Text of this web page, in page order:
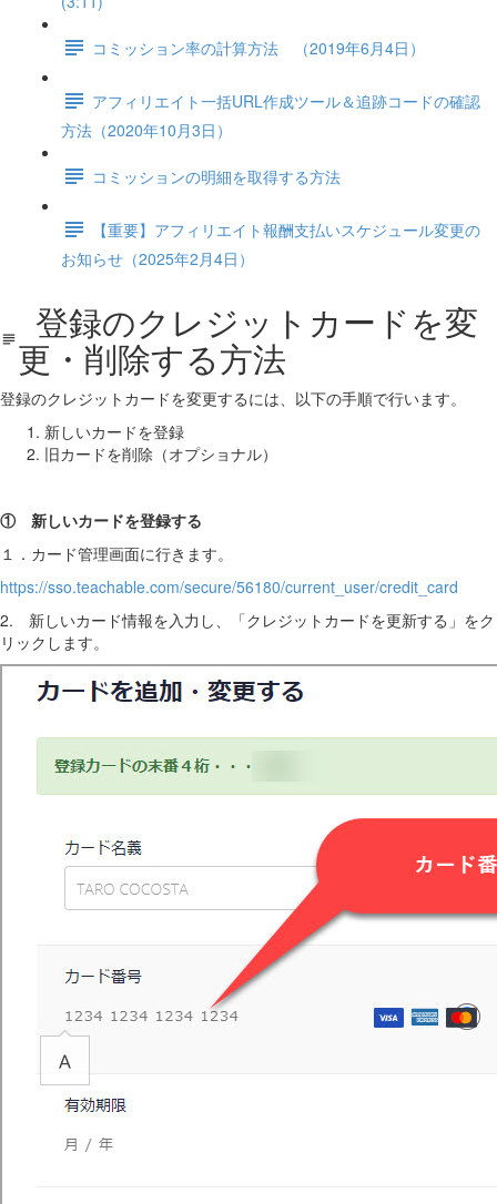
コミッション率の計算方法 （2019年6月4日）
アフィリエイト一括URL作成ツール＆追跡コードの確認
方法（2020年10月3日）
コミッションの明細を取得する方法
【重要】アフィリエイト報酬支払いスケジュール変更の
お知らせ（2025年2月4日）
登録のクレジットカードを変
更・削除する方法
登録のクレジットカードを変更するには、以下の手順で行います。
新しいカードを登録
旧カードを削除（オプショナル）
① 新しいカードを登録する
１．カード管理画面に行きます。
https://sso.teachable.com/secure/56180/current_user/credit_card
2. 新しいカード情報を入力し、「クレジットカードを更新する」をク
リックします。